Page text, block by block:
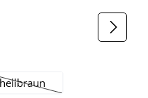
en este momento.)
no está disponible en este
hellbraun
(Esta opción no está